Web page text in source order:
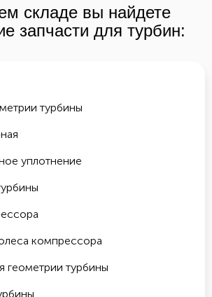
складе вы найдете
запчасти для турбин:
турбины
уплотнение
компрессора
геометрии турбины